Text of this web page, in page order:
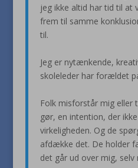
jeg ikke altid har tid til at
frem til samme
til.
Jeg er nytænkende,
skoleleder har forældet
Folk misforstår mig
gør, en intention, der
virkeligheden. Og de
afdække det. De holder
det går ud over mig,